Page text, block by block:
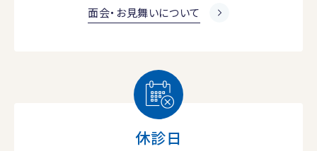
面会・お見舞いについて
休診日